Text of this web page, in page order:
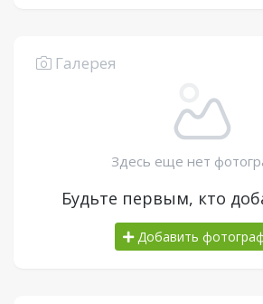
Галерея
Здесь еще нет
Будьте первым, кто
Добавить